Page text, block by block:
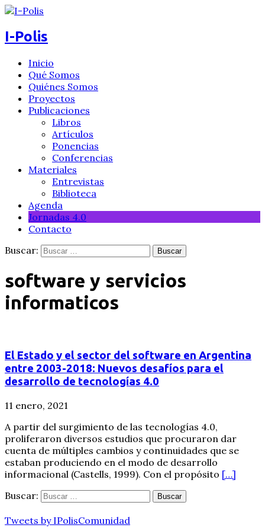
I-Polis
Inicio
Qué Somos
Quiénes Somos
Proyectos
Publicaciones
Libros
Artículos
Ponencias
Conferencias
Materiales
Entrevistas
Biblioteca
Agenda
Jornadas 4.0
Contacto
Buscar:
software y servicios
informaticos
El Estado y el sector del software en Argentina
entre 2003-2018: Nuevos desafíos para el
desarrollo de tecnologías 4.0
11 enero, 2021
A partir del surgimiento de las tecnologías 4.0,
proliferaron diversos estudios que procuraron dar
cuenta de múltiples cambios y continuidades que se
estaban produciendo en el modo de desarrollo
informacional (Castells, 1999). Con el propósito […]
Buscar:
Tweets by IPolisComunidad